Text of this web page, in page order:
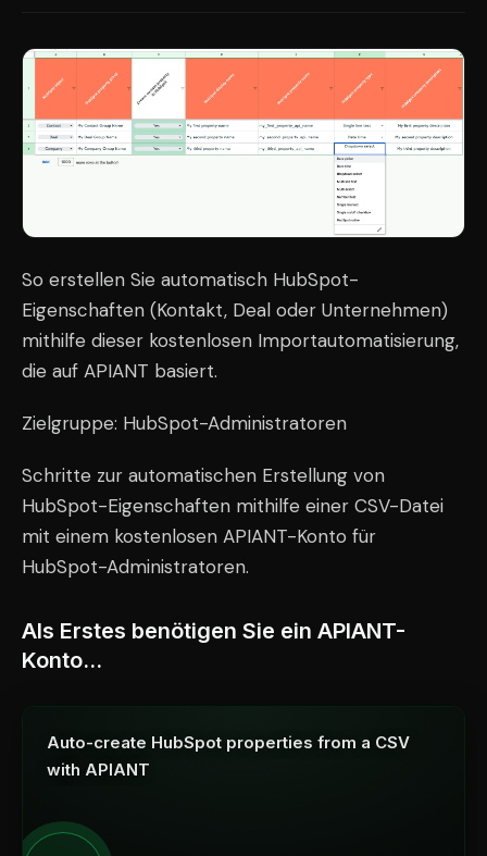
So erstellen Sie automatisch HubSpot-
Eigenschaften (Kontakt, Deal oder Unternehmen)
mithilfe dieser kostenlosen Importautomatisierung,
die auf APIANT basiert.
Zielgruppe: HubSpot-Administratoren
Schritte zur automatischen Erstellung von
HubSpot-Eigenschaften mithilfe einer CSV-Datei
mit einem kostenlosen APIANT-Konto für
HubSpot-Administratoren.
Als Erstes benötigen Sie ein APIANT-
Konto…
Auto-create HubSpot properties from a CSV
with APIANT